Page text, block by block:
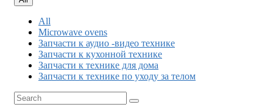
All
Microwave ovens
Запчасти к аудио -видео технике
Запчасти к кухонной технике
Запчасти к технике для дома
Запчасти к технике по уходу за телом